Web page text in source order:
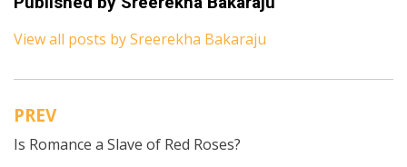
View all posts by Sreerekha Bakaraju
Post
navigation
PREV
Is Romance a Slave of Red Roses?